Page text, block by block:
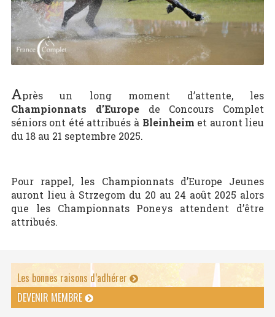
Après un long moment d’attente, les
Championnats d’Europede Concours Complet
séniors ont été attribués à Bleinheim et auront lieu
du 18 au 21 septembre 2025.
Pour rappel, les Championnats d’Europe Jeunes
auront lieu à Strzegom du 20 au 24 août 2025 alors
que les Championnats Poneys attendent d’être
attribués.
Les bonnes raisons d’adhérer
DEVENIR MEMBRE